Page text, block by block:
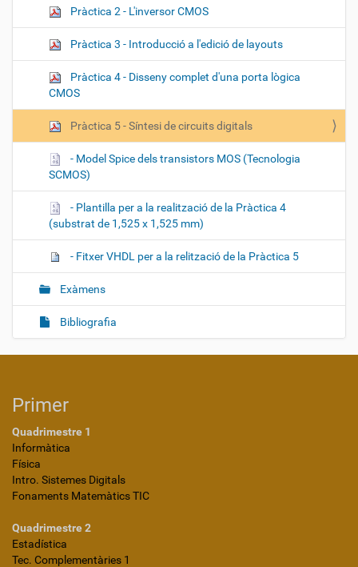
Pràctica 2 - L'inversor CMOS
Pràctica 3 - Introducció a l'edició de layouts
Pràctica 4 - Disseny complet d'una porta lògica
CMOS
Pràctica 5 - Síntesi de circuits digitals
- Model Spice dels transistors MOS (Tecnologia
SCMOS)
- Plantilla per a la realització de la Pràctica 4
(substrat de 1,525 x 1,525 mm)
- Fitxer VHDL per a la relització de la Pràctica 5
Exàmens
Bibliografia
Primer
Quadrimestre 1
Informàtica
Física
Intro. Sistemes Digitals
Fonaments Matemàtics TIC
Quadrimestre 2
Estadística
Tec. Complementàries 1